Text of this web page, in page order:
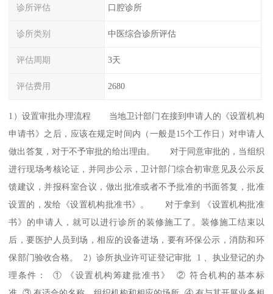
诊所评估 口腔诊所
诊所类别 中医综合诊所评估
评估周期 3天
评估费用 2680
1）设置审批办理流程 当地卫计部门在接到申请人的《设置机构
申请书》之后，应该在规定时间内（一般是15个工作日）对申请人
做出答复，对于不予审批的给出理由。 对于同意审批的，当组织
进行现场考核论证，并同步公示，卫计部门综合初审意见及公示反
馈建议，并报科室合议，做出批准或者不予批准的书面答复，批准
设置的，发给《设置机构批准书》。 对于拿到 《设置机构批准
书》的申请人，就可以进行诊所的装修施工了。装修施工结束以
后，要医护人员到场，相应的设备进场，要有环保公示，消防和环
保部门验收合格。 2）诊所执业许可证登记审批 1 、执业登记的办
理条件： ① 《设置机构筹建批准书》 ② 符合机构的基本标